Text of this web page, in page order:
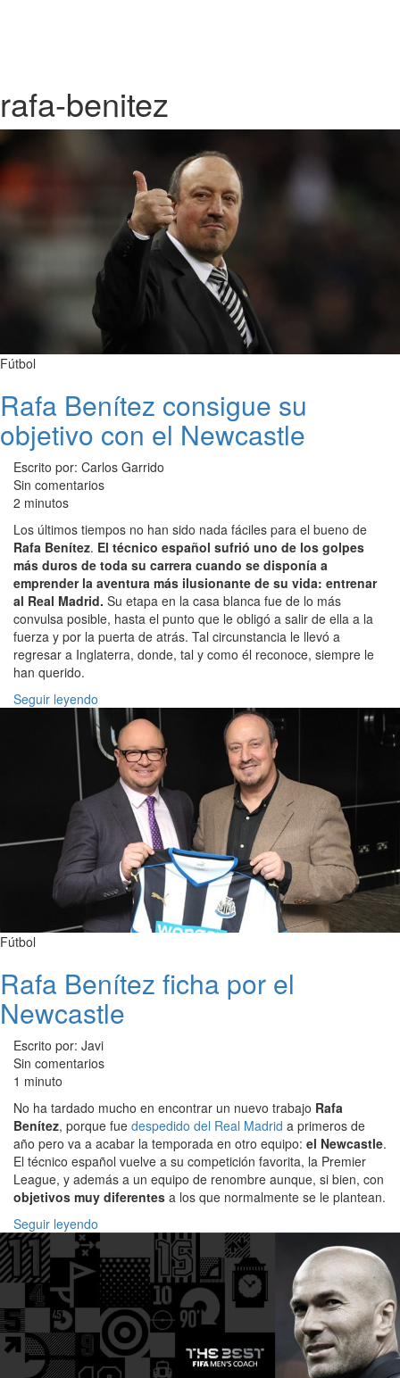
rafa-benitez
Fútbol
Rafa Benítez consigue su
objetivo con el Newcastle
Escrito por: Carlos Garrido
Sin comentarios
2 minutos
Los últimos tiempos no han sido nada fáciles para el bueno de
Rafa Benítez. El técnico español sufrió uno de los golpes
más duros de toda su carrera cuando se disponía a
emprender la aventura más ilusionante de su vida: entrenar
al Real Madrid. Su etapa en la casa blanca fue de lo más
convulsa posible, hasta el punto que le obligó a salir de ella a la
fuerza y por la puerta de atrás. Tal circunstancia le llevó a
regresar a Inglaterra, donde, tal y como él reconoce, siempre le
han querido.
Seguir leyendo
Fútbol
Rafa Benítez ficha por el
Newcastle
Escrito por: Javi
Sin comentarios
1 minuto
No ha tardado mucho en encontrar un nuevo trabajo Rafa
Benítez, porque fue despedido del Real Madrid a primeros de
año pero va a acabar la temporada en otro equipo: el Newcastle.
El técnico español vuelve a su competición favorita, la Premier
League, y además a un equipo de renombre aunque, si bien, con
objetivos muy diferentes a los que normalmente se le plantean.
Seguir leyendo